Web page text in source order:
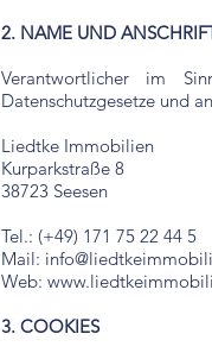
2. NAME UND
Verantwortlicher im
Datenschutzgesetze und
Liedtke Immobilien
Kurparkstraße 8
38723 Seesen
Tel.: (+49) 171 75 22 44 5
Mail:
Web:
3. COOKIES